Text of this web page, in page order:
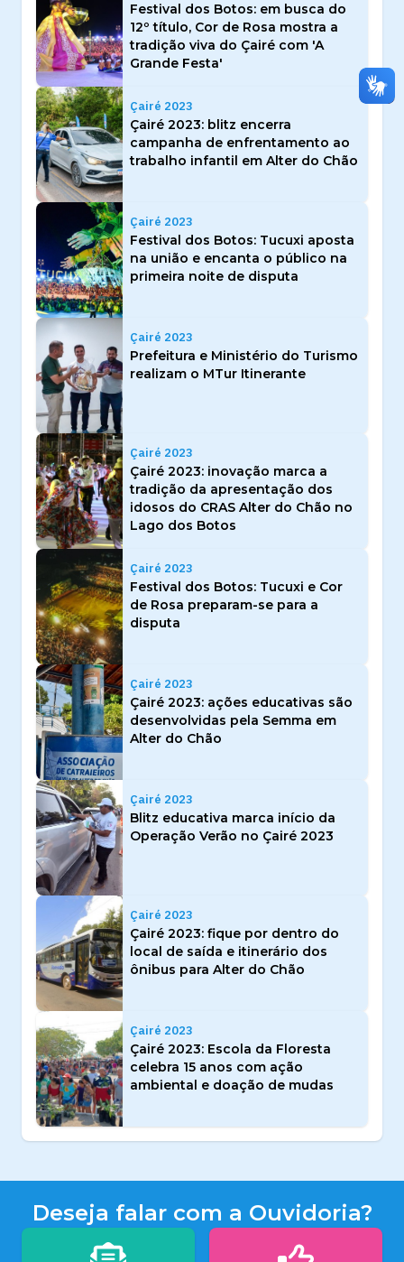
Festival dos Botos: em busca do
12º título, Cor de Rosa mostra a
tradição viva do Çairé com 'A
Grande Festa'
Çairé 2023
Çairé 2023: blitz encerra
campanha de enfrentamento ao
trabalho infantil em Alter do Chão
Çairé 2023
Festival dos Botos: Tucuxi aposta
na união e encanta o público na
primeira noite de disputa
Çairé 2023
Prefeitura e Ministério do Turismo
realizam o MTur Itinerante
Çairé 2023
Çairé 2023: inovação marca a
tradição da apresentação dos
idosos do CRAS Alter do Chão no
Lago dos Botos
Çairé 2023
Festival dos Botos: Tucuxi e Cor
de Rosa preparam-se para a
disputa
Çairé 2023
Çairé 2023: ações educativas são
desenvolvidas pela Semma em
Alter do Chão
Çairé 2023
Blitz educativa marca início da
Operação Verão no Çairé 2023
Çairé 2023
Çairé 2023: fique por dentro do
local de saída e itinerário dos
ônibus para Alter do Chão
Çairé 2023
Çairé 2023: Escola da Floresta
celebra 15 anos com ação
ambiental e doação de mudas
Deseja falar com a Ouvidoria?